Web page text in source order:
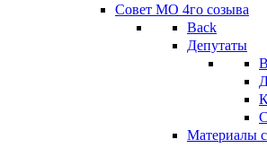
Совет МО 4го созыва
Back
Депутаты
Материалы